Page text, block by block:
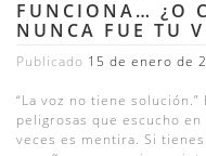
FUNCIONA… ¿O
NUNCA FUE TU
Publicado 15 de enero de
“La voz no tiene
peligrosas que escucho
veces es mentira. Si